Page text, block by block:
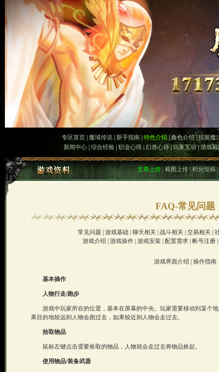
专区首页| 魔域传说| 新手指南| 特色介绍|角色介绍|技能魔
新闻中心 综合经验 |职业心得| 幻兽心得|玩家互动|游戏
文章上传| 截图上传|积分投稿
FAQ-常见问题
常见问题 游戏基础 聊天相关 战斗相关 交易相关
游戏介绍
游戏操作 游戏安装 配置需求 帐号注册
游戏界面介绍 操作指南
基本操作
人物行走/跑步
游戏中玩家所在的位置，基本在屏幕的中央。玩家需要移动到某个
果目的地较远则人物会跑过去，如果较近则人物会走过去。
拾取物品
鼠标左键点击需要捡取的物品，人物就会走过去将物品捡起。
使用物品/装备武器